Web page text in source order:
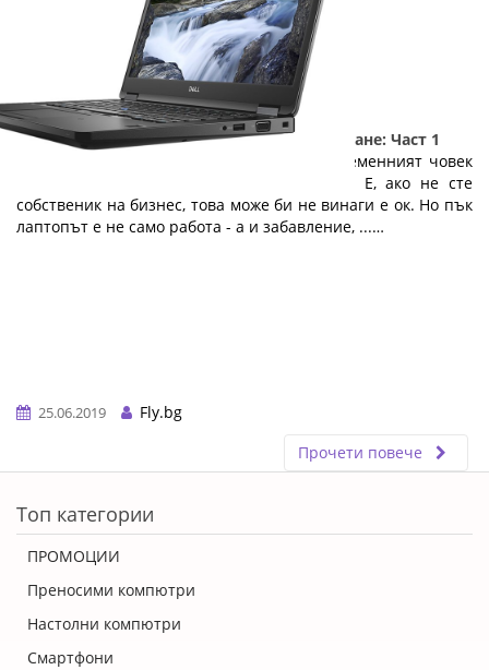
5 причини да изберете лаптоп на изплащане: Част 1
Лаптопът е необходимост, без която съвременният човек
не може. Той е офисът навсякъде с вас. Е, ако не сте
собственик на бизнес, това може би не винаги е ок. Но пък
лаптопът е не само работа - а и забавление, ...…
25.06.2019
Fly.bg
Прочети повече
Топ категории
ПРОМОЦИИ
Преносими компютри
Настолни компютри
Смартфони